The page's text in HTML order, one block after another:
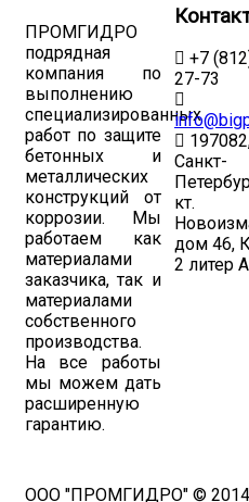
ПРОМГИДРО
подрядная
компания по
выполнению
специализированных
работ по защите
бетонных и
металлических
конструкций от
коррозии. Мы
работаем как
материалами
заказчика, так и
материалами
собственного
производства.
На все работы
мы можем дать
расширенную
гарантию.
+7
27-73
Санкт-
кт.
дом 46,
2 литер А
ООО "ПРОМГИДРО" ©